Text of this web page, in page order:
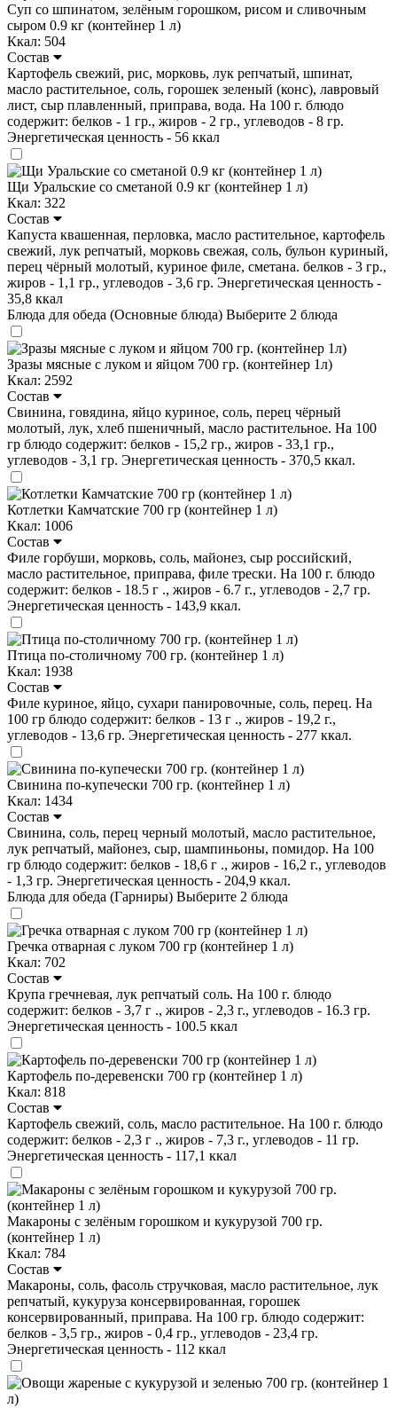
Суп со шпинатом, зелёным горошком, рисом и сливочным
сыром 0.9 кг (контейнер 1 л)
Ккал: 504
Состав
Картофель свежий, рис, морковь, лук репчатый, шпинат,
масло растительное, соль, горошек зеленый (конс), лавровый
лист, сыр плавленный, приправа, вода. На 100 г. блюдо
содержит: белков - 1 гр., жиров - 2 гр., углеводов - 8 гр.
Энергетическая ценность - 56 ккал
Щи Уральские со сметаной 0.9 кг (контейнер 1 л)
Ккал: 322
Состав
Капуста квашенная, перловка, масло растительное, картофель
свежий, лук репчатый, морковь свежая, соль, бульон куриный,
перец чёрный молотый, куриное филе, сметана. белков - 3 гр.,
жиров - 1,1 гр., углеводов - 3,6 гр. Энергетическая ценность -
35,8 ккал
Блюда для обеда (Основные блюда) Выберите 2 блюда
Зразы мясные с луком и яйцом 700 гр. (контейнер 1л)
Ккал: 2592
Состав
Свинина, говядина, яйцо куриное, соль, перец чёрный
молотый, лук, хлеб пшеничный, масло растительное. На 100
гр блюдо содержит: белков - 15,2 гр., жиров - 33,1 гр.,
углеводов - 3,1 гр. Энергетическая ценность - 370,5 ккал.
Котлетки Камчатские 700 гр (контейнер 1 л)
Ккал: 1006
Состав
Филе горбуши, морковь, соль, майонез, сыр российский,
масло растительное, приправа, филе трески. На 100 г. блюдо
содержит: белков - 18.5 г ., жиров - 6.7 г., углеводов - 2,7 гр.
Энергетическая ценность - 143,9 ккал.
Птица по-столичному 700 гр. (контейнер 1 л)
Ккал: 1938
Состав
Филе куриное, яйцо, сухари панировочные, соль, перец. На
100 гр блюдо содержит: белков - 13 г ., жиров - 19,2 г.,
углеводов - 13,6 гр. Энергетическая ценность - 277 ккал.
Свинина по-купечески 700 гр. (контейнер 1 л)
Ккал: 1434
Состав
Свинина, соль, перец черный молотый, масло растительное,
лук репчатый, майонез, сыр, шампиньоны, помидор. На 100
гр блюдо содержит: белков - 18,6 г ., жиров - 16,2 г., углеводов
- 1,3 гр. Энергетическая ценность - 204,9 ккал.
Блюда для обеда (Гарниры) Выберите 2 блюда
Гречка отварная с луком 700 гр (контейнер 1 л)
Ккал: 702
Состав
Крупа гречневая, лук репчатый соль. На 100 г. блюдо
содержит: белков - 3,7 г ., жиров - 2,3 г., углеводов - 16.3 гр.
Энергетическая ценность - 100.5 ккал
Картофель по-деревенски 700 гр (контейнер 1 л)
Ккал: 818
Состав
Картофель свежий, соль, масло растительное. На 100 г. блюдо
содержит: белков - 2,3 г ., жиров - 7,3 г., углеводов - 11 гр.
Энергетическая ценность - 117,1 ккал
Макароны с зелёным горошком и кукурузой 700 гр.
(контейнер 1 л)
Ккал: 784
Состав
Макароны, соль, фасоль стручковая, масло растительное, лук
репчатый, кукуруза консервированная, горошек
консервированный, приправа. На 100 гр. блюдо содержит:
белков - 3,5 гр., жиров - 0,4 гр., углеводов - 23,4 гр.
Энергетическая ценность - 112 ккал